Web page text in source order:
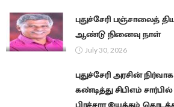
புதுச்சேரி பஞ்சாலைத்
ஆண்டு நினைவு நாள்
July 30, 2026
புதுச்சேரி அரசின்
கண்டித்து சிபிஎம்